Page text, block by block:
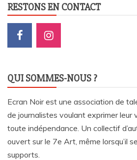
RESTONS EN CONTACT
QUI SOMMES-NOUS ?
Ecran Noir est une association de
de journalistes voulant exprimer leur
toute indépendance. Un collectif
ouvert sur le 7e Art, même lorsqu’il
supports.